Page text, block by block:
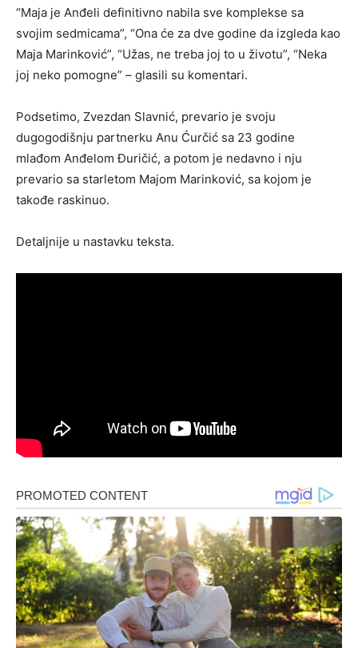
“Maja je Anđeli definitivno nabila sve komplekse sa
svojim sedmicama”, “Ona će za dve godine da izgleda kao
Maja Marinković”, “Užas, ne treba joj to u životu”, “Neka
joj neko pomogne” – glasili su komentari.
Podsetimo, Zvezdan Slavnić, prevario je svoju
dugogodišnju partnerku Anu Ćurčić sa 23 godine
mlađom Anđelom Đuričić, a potom je nedavno i nju
prevario sa starletom Majom Marinković, sa kojom je
takođe raskinuo.
Detaljnije u nastavku teksta.